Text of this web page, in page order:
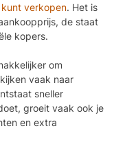
verkopen. Het is
de staat
kopers.
om
vaak naar
sneller
groeit vaak ook je
en extra